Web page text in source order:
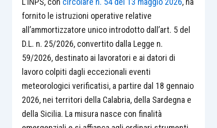
fornito le istruzioni operative relative
all’ammortizzatore unico introdotto dall’art. 5 del
D.L. n. 25/2026, convertito dalla Legge n.
59/2026, destinato ai lavoratori e ai datori di
lavoro colpiti dagli eccezionali eventi
meteorologici verificatisi, a partire dal 18 gennaio
2026, nei territori della Calabria, della Sardegna e
della Sicilia. La misura nasce con finalità